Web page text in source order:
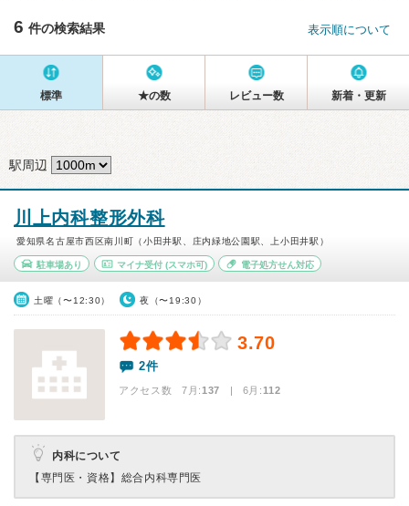
6 件の検索結果 表示順について
標準 ★の数 レビュー数 新着・更新
駅周辺
川上内科整形外科
愛知県名古屋市西区南川町（小田井駅、庄内緑地公園駅、上小田井駅）
駐車場あり マイナ受付(スマホ可) 電子処方せん対応
土曜（〜12:30） 夜（〜19:30）
3.70
2件
アクセス数 7月:137 | 6月:112
内科について
【専門医・資格】 総合内科専門医